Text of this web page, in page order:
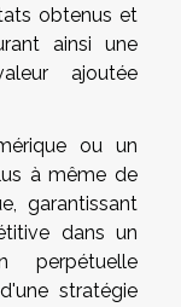
obtenus et
ainsi une
ajoutée
ou un
à même de
garantissant
dans un
perpétuelle
stratégie